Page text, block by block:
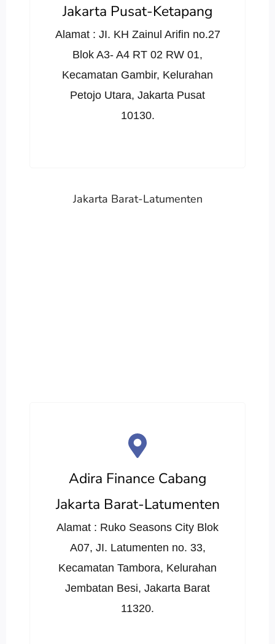
Jakarta Pusat-Ketapang
Alamat : JI. KH Zainul Arifin no.27
Blok A3- A4 RT 02 RW 01,
Kecamatan Gambir, Kelurahan
Petojo Utara, Jakarta Pusat
10130.
Jakarta Barat-Latumenten
Adira Finance Cabang
Jakarta Barat-Latumenten
Alamat : Ruko Seasons City Blok
A07, JI. Latumenten no. 33,
Kecamatan Tambora, Kelurahan
Jembatan Besi, Jakarta Barat
11320.